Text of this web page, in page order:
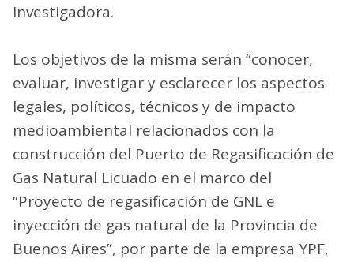
Investigadora.
Los objetivos de la misma serán “conocer,
evaluar, investigar y esclarecer los aspectos
legales, políticos, técnicos y de impacto
medioambiental relacionados con la
construcción del Puerto de Regasificación de
Gas Natural Licuado en el marco del
“Proyecto de regasificación de GNL e
inyección de gas natural de la Provincia de
Buenos Aires”, por parte de la empresa YPF,